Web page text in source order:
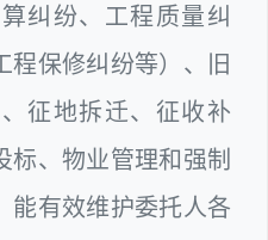
纠纷、工程质量纠
程保修纠纷等）、旧
征地拆迁、征收补
标、物业管理和强制
能有效维护委托人各